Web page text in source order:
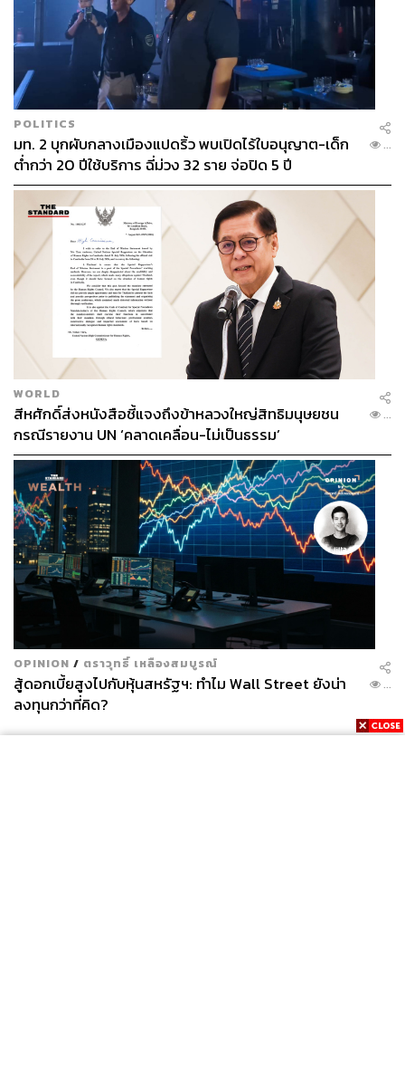
TAGS: Nicolas Ghesquière
ญาญ่า-อุรัสยา เสปอร์บันด์
ณเดชน์ คูกิมิยะ
ชุดแต่งงาน
La Beauté Louis Vuitton
Louis Vuitton
512
ABOUT THE AUTHOR
เริ่มต้น เขมะเพ็ชร
กองบรรณาธิการคัลเจอร์ สำนักข่าว THE
STANDARD
POLITICS
มท. 2 บุกผับกลางเมืองแปดริ้ว พบเปิดไร้ใบอนุญาต-เด็ก
ต่ำกว่า 20 ปีใช้บริการ ฉี่ม่วง 32 ราย จ่อปิด 5 ปี
...
WORLD
สีหศักดิ์ส่งหนังสือชี้แจงถึงข้าหลวงใหญ่สิทธิมนุษยชน
กรณีรายงาน UN ‘คลาดเคลื่อน-ไม่เป็นธรรม’
...
OPINION / ตราวุทธิ์ เหลืองสมบูรณ์
สู้ดอกเบี้ยสูงไปกับหุ้นสหรัฐฯ: ทำไม Wall Street ยังน่า
ลงทุนกว่าที่คิด?
...